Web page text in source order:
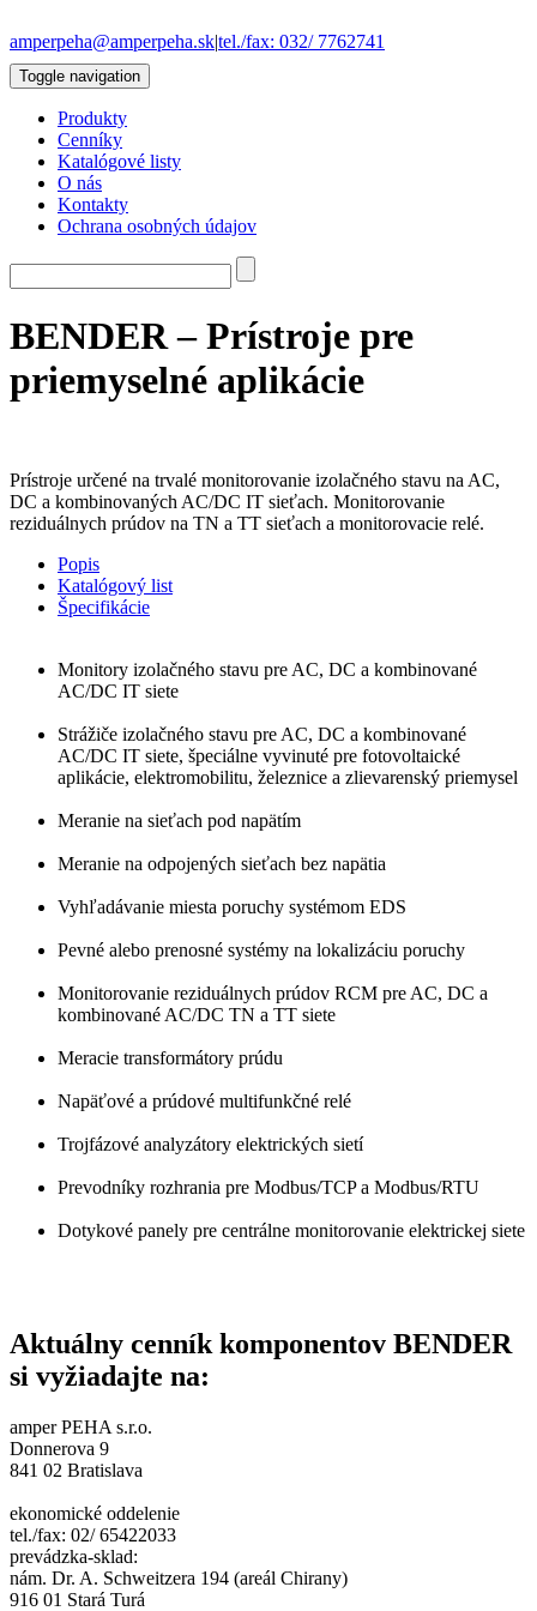
amperpeha@amperpeha.sk|tel./fax: 032/ 7762741
Toggle navigation
Produkty
Cenníky
Katalógové listy
O nás
Kontakty
Ochrana osobných údajov
BENDER – Prístroje pre
priemyselné aplikácie
Prístroje určené na trvalé monitorovanie izolačného stavu na AC,
DC a kombinovaných AC/DC IT sieťach. Monitorovanie
reziduálnych prúdov na TN a TT sieťach a monitorovacie relé.
Popis
Katalógový list
Špecifikácie
Monitory izolačného stavu pre AC, DC a kombinované
AC/DC IT siete
Strážiče izolačného stavu pre AC, DC a kombinované
AC/DC IT siete, špeciálne vyvinuté pre fotovoltaické
aplikácie, elektromobilitu, železnice a zlievarenský priemysel
Meranie na sieťach pod napätím
Meranie na odpojených sieťach bez napätia
Vyhľadávanie miesta poruchy systémom EDS
Pevné alebo prenosné systémy na lokalizáciu poruchy
Monitorovanie reziduálnych prúdov RCM pre AC, DC a
kombinované AC/DC TN a TT siete
Meracie transformátory prúdu
Napäťové a prúdové multifunkčné relé
Trojfázové analyzátory elektrických sietí
Prevodníky rozhrania pre Modbus/TCP a Modbus/RTU
Dotykové panely pre centrálne monitorovanie elektrickej siete
Aktuálny cenník komponentov BENDER
si vyžiadajte na:
amper PEHA s.r.o.
Donnerova 9
841 02 Bratislava
ekonomické oddelenie
tel./fax: 02/ 65422033
prevádzka-sklad:
nám. Dr. A. Schweitzera 194 (areál Chirany)
916 01 Stará Turá